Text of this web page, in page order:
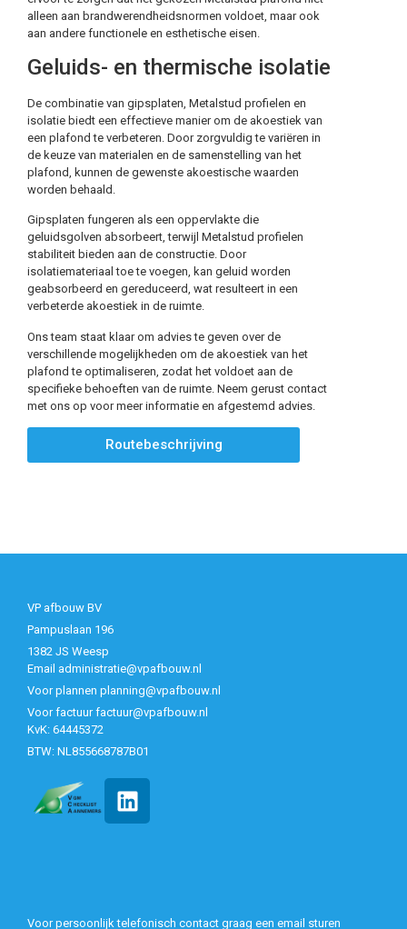
alleen aan brandwerendheidsnormen voldoet, maar ook
aan andere functionele en esthetische eisen.
Geluids- en thermische isolatie
De combinatie van gipsplaten, Metalstud profielen en
isolatie biedt een effectieve manier om de akoestiek van
een plafond te verbeteren. Door zorgvuldig te variëren in
de keuze van materialen en de samenstelling van het
plafond, kunnen de gewenste akoestische waarden
worden behaald.
Gipsplaten fungeren als een oppervlakte die
geluidsgolven absorbeert, terwijl Metalstud profielen
stabiliteit bieden aan de constructie. Door
isolatiemateriaal toe te voegen, kan geluid worden
geabsorbeerd en gereduceerd, wat resulteert in een
verbeterde akoestiek in de ruimte.
Ons team staat klaar om advies te geven over de
verschillende mogelijkheden om de akoestiek van het
plafond te optimaliseren, zodat het voldoet aan de
specifieke behoeften van de ruimte. Neem gerust contact
met ons op voor meer informatie en afgestemd advies.
Routebeschrijving
VP afbouw BV
Pampuslaan 196
1382 JS Weesp
Email administratie@vpafbouw.nl
Voor plannen planning@vpafbouw.nl
Voor factuur factuur@vpafbouw.nl
KvK: 64445372
BTW: NL855668787B01
Voor persoonlijk telefonisch contact graag een email sturen